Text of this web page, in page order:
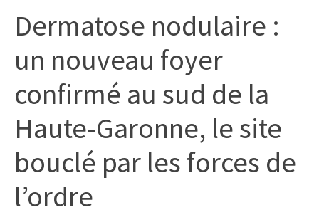
politique,
météo,
faits
et
citoyennes
Dermatose nodulaire :
un nouveau foyer
confirmé au sud de la
Haute-Garonne, le site
bouclé par les forces de
l’ordre